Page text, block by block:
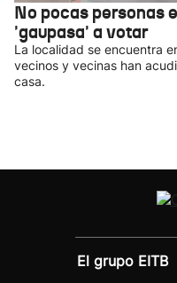
No pocas personas
'gaupasa' a votar
La localidad se encuentra
vecinos y vecinas han
casa.
El grupo EITB